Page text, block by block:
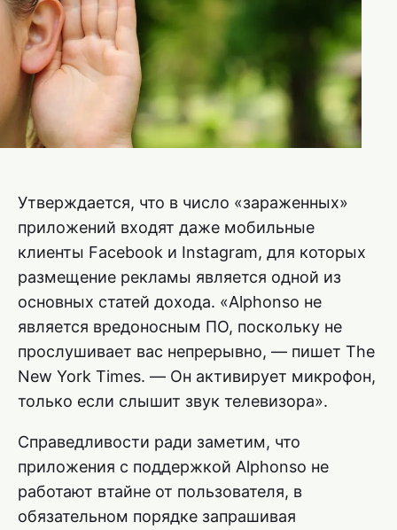
Утверждается, что в число «зараженных»
приложений входят даже мобильные
клиенты Facebook и Instagram, для которых
размещение рекламы является одной из
основных статей дохода. «Alphonso не
является вредоносным ПО, поскольку не
прослушивает вас непрерывно, — пишет The
New York Times. — Он активирует микрофон,
только если слышит звук телевизора».
Справедливости ради заметим, что
приложения с поддержкой Alphonso не
работают втайне от пользователя, в
обязательном порядке запрашивая